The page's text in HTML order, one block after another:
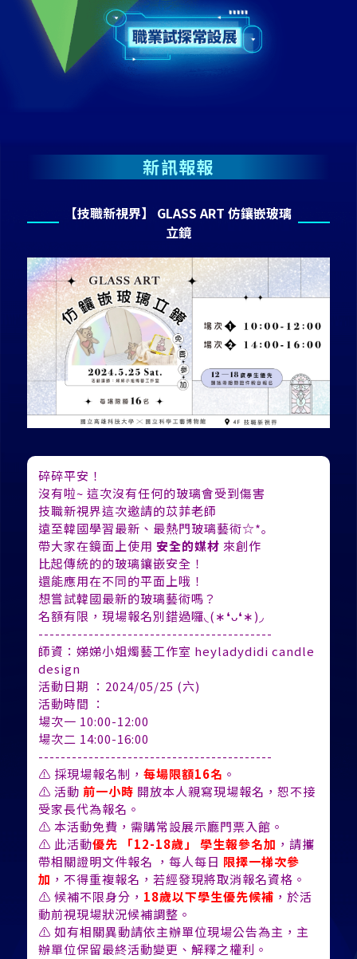
新訊報報
【技職新視界】 GLASS ART 仿鑲嵌玻璃
立鏡
碎碎平安！
沒有啦~ 這次沒有任何的玻璃會受到傷害
技職新視界這次邀請的苡菲老師
遠至韓國學習最新、最熱門玻璃藝術☆*｡
帶大家在鏡面上使用 安全的媒材 來創作
比起傳統的的玻璃鑲嵌安全！
還能應用在不同的平面上哦！
想嘗試韓國最新的玻璃藝術嗎？
名額有限，現場報名別錯過囉◟(∗❛ᴗ❛∗)◞
------------------------------------------
‍師資：娣娣小姐燭藝工作室 heyladydidi candle
design
活動日期 ：2024/05/25 (六)
活動時間 ：
場次一 10:00-12:00
場次二 14:00-16:00
------------------------------------------
⚠ 採現場報名制， 每場限額16名 。
⚠ 活動 前一小時 開放本人親寫現場報名，恕不接
受家長代為報名。
⚠ 本活動免費，需購常設展示廳門票入館。
⚠ 此活動優先 「12-18歲」 學生報參名加 ，請攜
帶相關證明文件報名 ，每人每日 限擇一梯次參
加 ，不得重複報名，若經發現將取消報名資格。
⚠ 候補不限身分， 18歲以下學生優先候補 ，於活
動前視現場狀況候補調整。
⚠ 如有相關異動請依主辦單位現場公告為主，主
辦單位保留最終活動變更、解釋之權利。